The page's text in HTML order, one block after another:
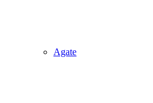
Agate